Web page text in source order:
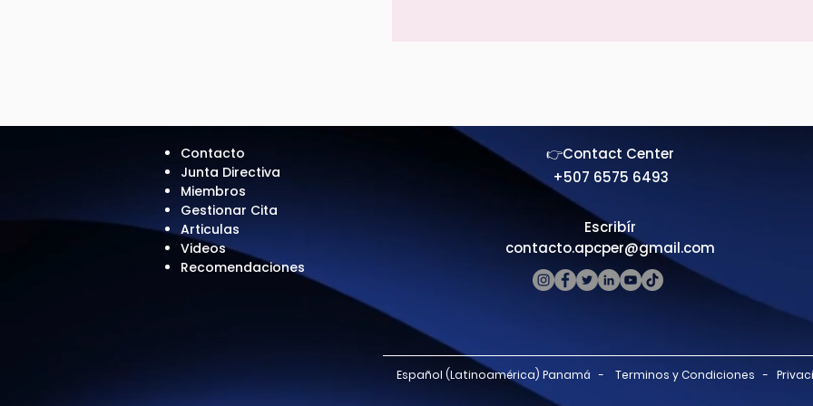
Contacto
Junta Directiva
Miembros
Gestionar Cita
Articulas
Videos
Recomendaciones
👉Contact Center
+507 6575 6493
Escribír
contacto.apcper@gmail.com
Español (Latinoamérica) Panamá - Terminos y Condiciones -